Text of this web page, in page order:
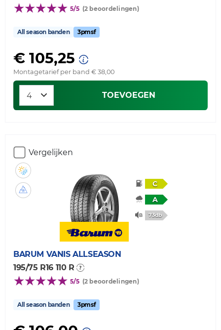
5/5 (2 beoordelingen)
All season banden 3pmsf
€ 105,25
Montagetarief per band € 38,00
TOEVOEGEN
Vergelijken
C
A
73db
BARUM VANIS ALLSEASON
195/75 R16 110 R
5/5 (2 beoordelingen)
All season banden 3pmsf